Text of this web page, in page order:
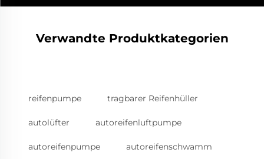
Verwandte Produktkategorien
reifenpumpe tragbarer Reifenhüller
autolüfter autoreifenluftpumpe
autoreifenpumpe autoreifenschwamm